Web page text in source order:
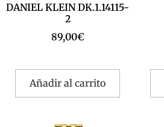
DANIEL KLEIN DK.1.14115-
2
89,00€
Añadir al carrito